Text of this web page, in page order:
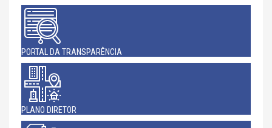
PORTAL DA TRANSPARÊNCIA
PLANO DIRETOR